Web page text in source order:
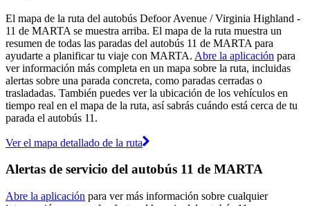
El mapa de la ruta del autobús Defoor Avenue / Virginia Highland -
11 de MARTA se muestra arriba. El mapa de la ruta muestra un
resumen de todas las paradas del autobús 11 de MARTA para
ayudarte a planificar tu viaje con MARTA. Abre la aplicación para
ver información más completa en un mapa sobre la ruta, incluidas
alertas sobre una parada concreta, como paradas cerradas o
trasladadas. También puedes ver la ubicación de los vehículos en
tiempo real en el mapa de la ruta, así sabrás cuándo está cerca de tu
parada el autobús 11.
Ver el mapa detallado de la ruta
Alertas de servicio del autobús 11 de MARTA
Abre la aplicación para ver más información sobre cualquier